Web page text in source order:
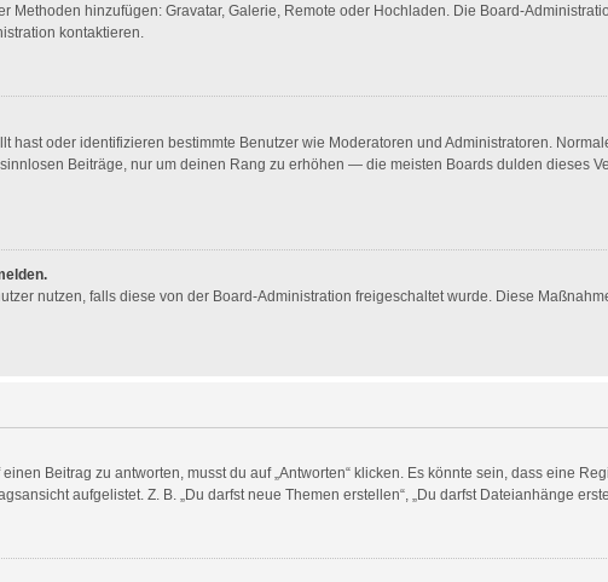
Methoden hinzufügen: Gravatar, Galerie, Remote oder Hochladen. Die Board-
kontaktieren.
oder identifizieren bestimmte Benutzer wie Moderatoren und Administratoren.
Beiträge, nur um deinen Rang zu erhöhen — die meisten Boards dulden dieses
nutzen, falls diese von der Board-Administration freigeschaltet wurde. Diese
Beitrag zu antworten, musst du auf „Antworten“ klicken. Es könnte sein, dass eine
aufgelistet. Z. B. „Du darfst neue Themen erstellen“, „Du darfst Dateianhänge